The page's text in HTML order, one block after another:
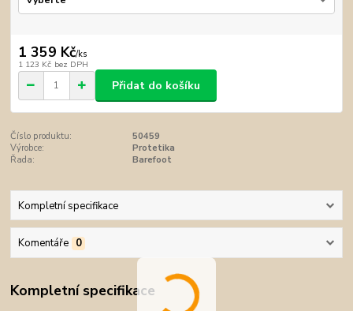
1 359 Kč/ks
1 123 Kč bez DPH
Přidat do košíku
Číslo produktu:
50459
Výrobce:
Protetika
Řada:
Barefoot
Kompletní specifikace
Komentáře 0
Kompletní specifikace